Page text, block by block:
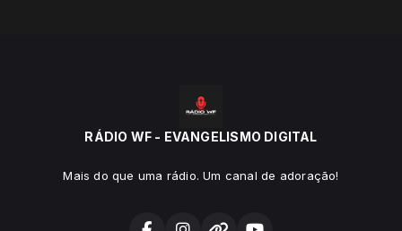
RÁDIO WF - EVANGELISMO DIGITAL
Mais do que uma rádio. Um canal de adoração!